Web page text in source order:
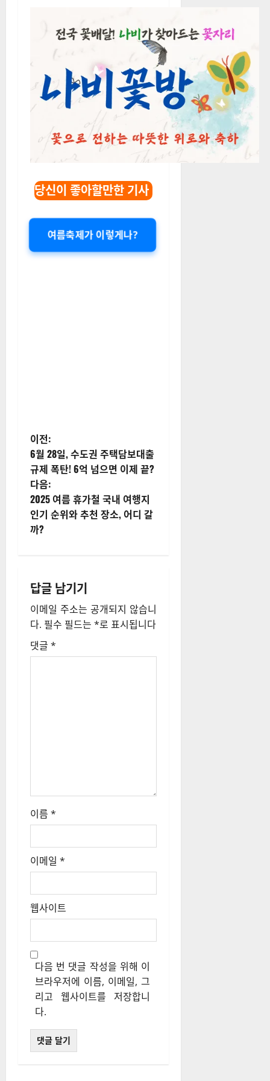
당신이 좋아할만한 기사
여름축제가 이렇게나?
게
시
물
내
이
션
이전:
6월 28일, 수도권 주택담보대출
규제 폭탄! 6억 넘으면 이제 끝?
다음:
2025 여름 휴가철 국내 여행지
인기 순위와 추천 장소, 어디 갈
까?
답글 남기기
이메일 주소는 공개되지 않습니
다. 필수 필드는 *로 표시됩니다
댓글 *
이름 *
이메일 *
웹사이트
다음 번 댓글 작성을 위해 이
브라우저에 이름, 이메일, 그
리고 웹사이트를 저장합니
다.